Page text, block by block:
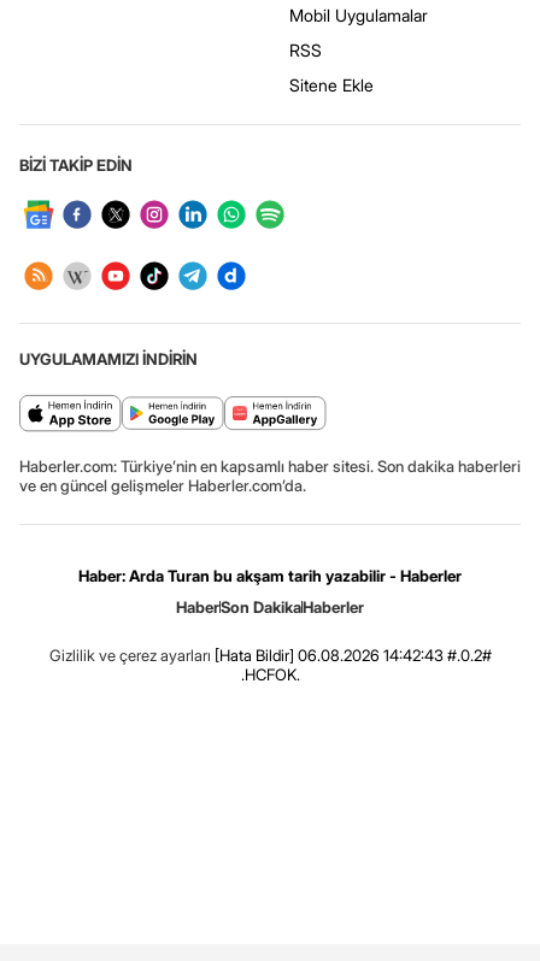
Mobil Uygulamalar
RSS
Sitene Ekle
BİZİ TAKİP EDİN
UYGULAMAMIZI İNDİRİN
Haberler.com: Türkiye’nin en kapsamlı haber sitesi. Son dakika haberleri
ve en güncel gelişmeler Haberler.com’da.
Haber: Arda Turan bu akşam tarih yazabilir - Haberler
HaberSon DakikaHaberler
Gizlilik ve çerez ayarları [Hata Bildir] 06.08.2026 14:42:43 #.0.2#
.HCFOK.